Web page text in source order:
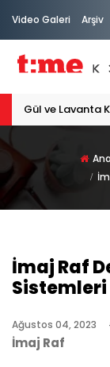
Video Galeri Arşiv
PATİLİ DOSTA HAYATIMIZA "HOŞ GELDİN" DİYORSAK
İmaj Raf
Sistemleri
Ağustos 04, 2023
İmaj Raf